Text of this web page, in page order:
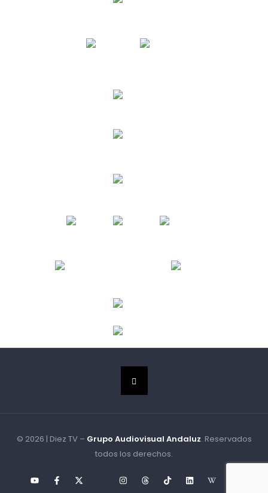
© 2026 | Diez TV – Grupo Audiovisual Andaluz. Reservados
todos los derechos.